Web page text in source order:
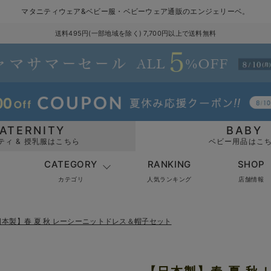
マタニティウェア&ベビー服・ベビーウェア通販のエンジェリーベ。
送料495円(一部地域を除く) 7,700円以上で送料無料
ィ & 授乳服はこちら
BABY
ベビー用品はこ
CATEGORY
カテゴリ
RANKING
人気ランキング
SHOP
店舗情報
本製】春 夏 秋 レーシーニットドレス＆帽子セット